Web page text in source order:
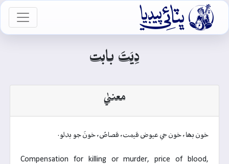

دِيَتَ بابت
معنيٰ
خون بھا، خون جي عيوض قيمت، قصاصُ، خونَ جو بدلو.
Compensation for killing or murder, price of blood,